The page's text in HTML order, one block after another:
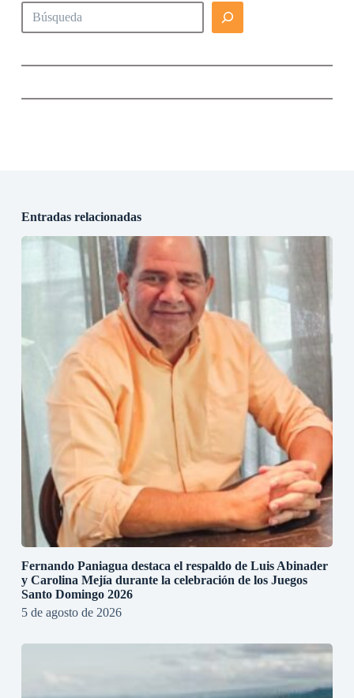
Buscar
Entradas relacionadas
Fernando Paniagua destaca el respaldo de Luis Abinader
y Carolina Mejía durante la celebración de los Juegos
Santo Domingo 2026
5 de agosto de 2026